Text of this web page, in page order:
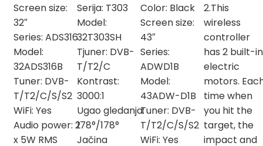
Screen size:
32″
Series: ADS316
Model:
32ADS316B
Tuner: DVB-
T/T2/C/S/S2
WiFi: Yes
Audio power: 2
x 5W RMS
Serija: T303
Model:
32T303SH
Tjuner: DVB-
T/T2/C
Kontrast:
3000:1
Ugao gledanja:
178°/178°
Jačina
Color: Black
Screen size:
43″
Series:
ADWD1B
Model:
43ADW-D1B
Tuner: DVB-
T/T2/C/S/S2
WiFi: Yes
2.This
wireless
controller
has 2 built-in
electric
motors.
time when
you hit the
target, the
impact and